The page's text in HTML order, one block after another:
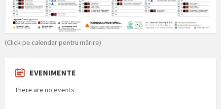
(Click pe calendar pentru mărire)
EVENIMENTE
There are no events